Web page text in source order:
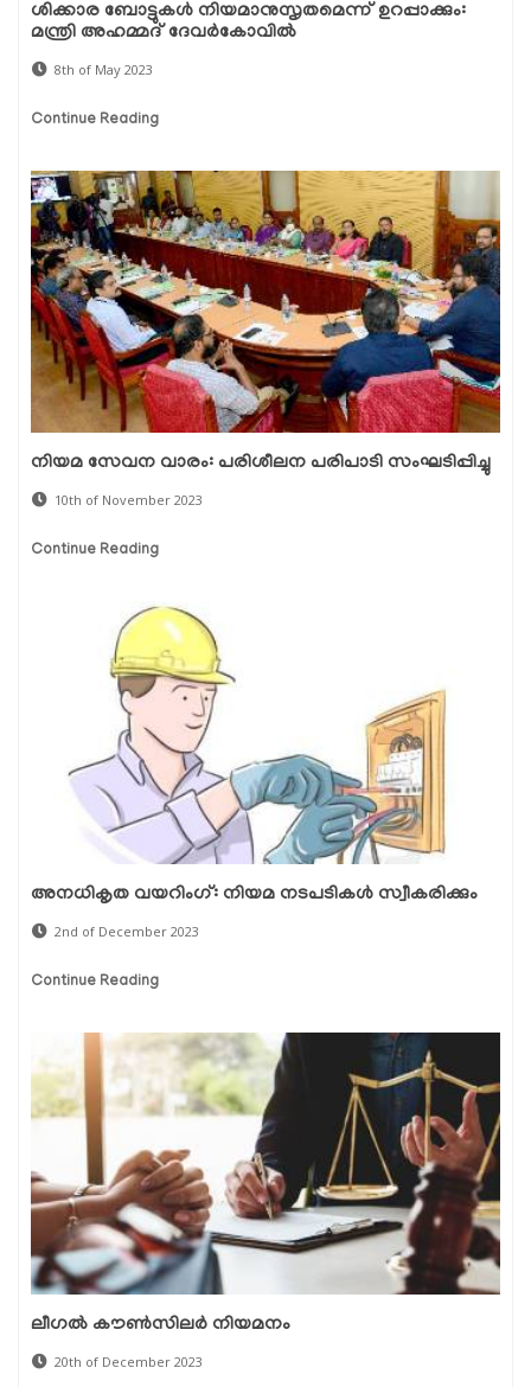
ശിക്കാര ബോട്ടുകള്‍ നിയമാനുസൃതമെന്ന് ഉറപ്പാക്കും:
മന്ത്രി അഹമ്മദ് ദേവര്‍കോവില്‍
8th of May 2023
Continue Reading
നിയമ സേവന വാരം: പരിശീലന പരിപാടി സംഘടിപ്പിച്ചു
10th of November 2023
Continue Reading
അനധികൃത വയറിംഗ്: നിയമ നടപടികള്‍ സ്വീകരിക്കും
2nd of December 2023
Continue Reading
ലീഗല്‍ കൗണ്‍സിലര്‍ നിയമനം
20th of December 2023